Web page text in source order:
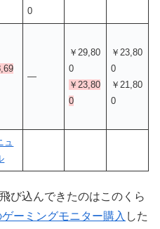
0
—
￥29,80
0
￥23,80
0
￥23,80
0
￥21,80
0
ュ
び込んできたのはこのくら
ーミングモニター購入 した